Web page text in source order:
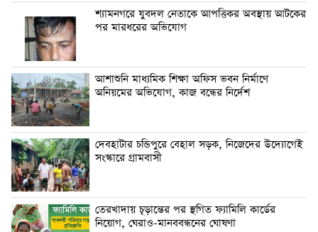
শ্যামনগরে যুবদল নেতাকে আপত্তিকর অবস্থায় আটকের
পর মারধরের অভিযোগ
আশাশুনি মাধ্যমিক শিক্ষা অফিস ভবন নির্মাণে
অনিয়মের অভিযোগ, কাজ বন্ধের নির্দেশ
দেবহাটার চন্ডিপুরে বেহাল সড়ক, নিজেদের উদ্যোগেই
সংস্কারে গ্রামবাসী
তেরখাদায় চূড়ান্তের পর স্থগিত ফ্যামিলি কার্ডের
নিয়োগ, ঘেরাও-মানববন্ধনের ঘোষণা